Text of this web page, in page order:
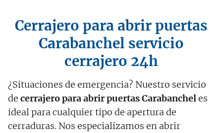
Cerrajero para abrir puertas
Carabanchel servicio
cerrajero 24h
¿Situaciones de emergencia? Nuestro servicio
de cerrajero para abrir puertas Carabancheles
ideal para cualquier tipo de apertura de
cerraduras. Nos especializamos en abrir